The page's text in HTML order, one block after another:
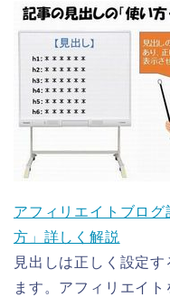
アフィリエイトブロ
方」詳しく解説
見出しは正しく設定
ます。アフィリエイ